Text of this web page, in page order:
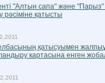
"Алтын сапа" және
рәсіміне қатысты
қатысуымен
картасына енген